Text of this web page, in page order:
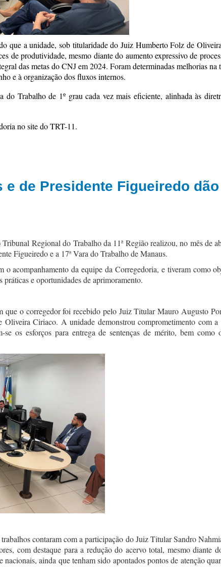
que a unidade, sob titularidade do Juiz Humberto Folz de
produtividade, mesmo diante do aumento expressivo de
das metas do CNJ em 2024. Foram determinadas melhorias na
e à organização dos fluxos internos.
Trabalho de 1º grau cada vez mais eficiente, alinhada às
no site do TRT-11.
e de Presidente Figueiredo dão
Regional do Trabalho da 11ª Região realizou, no mês de
Figueiredo e a 17ª Vara do Trabalho de Manaus.
acompanhamento da equipe da Corregedoria, e tiveram como
e oportunidades de aprimoramento.
o corregedor foi recebido pelo Juiz Titular Mauro Augusto
Ciriaco. A unidade demonstrou comprometimento com a
os esforços para entrega de sentenças de mérito, bem
contaram com a participação do Juiz Titular Sandro
com destaque para a redução do acervo total, mesmo diante
ainda que tenham sido apontados pontos de atenção